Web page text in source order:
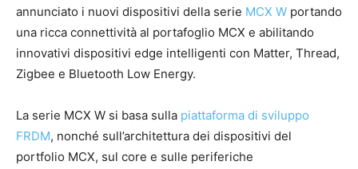
annunciato i nuovi dispositivi della serie MCX W portando
una ricca connettività al portafoglio MCX e abilitando
innovativi dispositivi edge intelligenti con Matter, Thread,
Zigbee e Bluetooth Low Energy.
La serie MCX W si basa sulla piattaforma di sviluppo
FRDM, nonché sull’architettura dei dispositivi del
portfolio MCX, sul core e sulle periferiche